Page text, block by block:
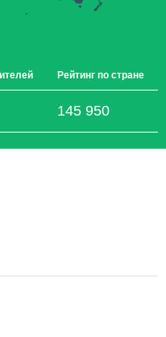
Рейтинг по стране
145 950